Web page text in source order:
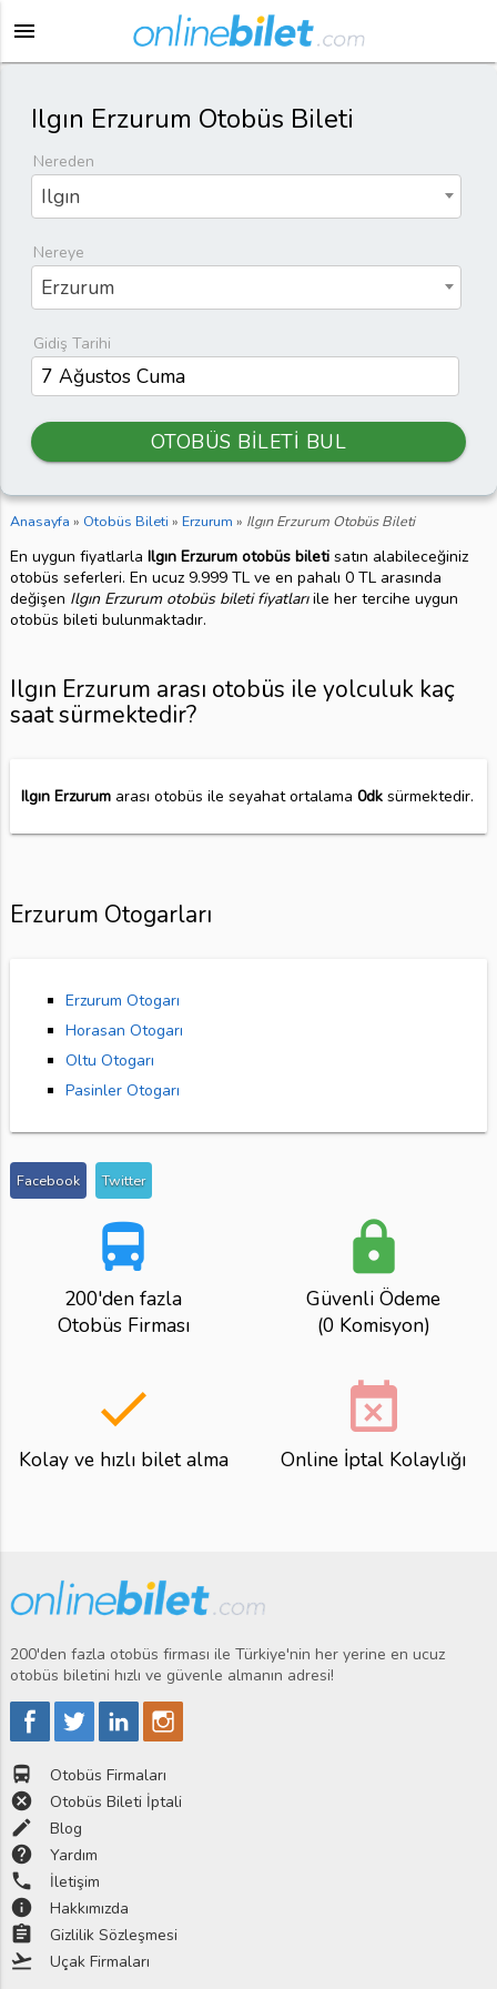
menu
Ilgın Erzurum Otobüs Bileti
Nereden
Ilgın
Nereye
Erzurum
Gidiş Tarihi
OTOBÜS BİLETİ BUL
Anasayfa » Otobüs Bileti » Erzurum » Ilgın Erzurum Otobüs Bileti
En uygun fiyatlarla Ilgın Erzurum otobüs biletisatın alabileceğiniz
otobüs seferleri. En ucuz 9.999 TL ve en pahalı 0 TL arasında
değişen Ilgın Erzurum otobüs bileti fiyatlarıile her tercihe uygun
otobüs bileti bulunmaktadır.
Ilgın Erzurum arası otobüs ile yolculuk kaç
saat sürmektedir?
Ilgın Erzurumarası otobüs ile seyahat ortalama 0dksürmektedir.
Erzurum Otogarları
Erzurum Otogarı
Horasan Otogarı
Oltu Otogarı
Pasinler Otogarı
Facebook Twitter
directions_bus
200'den fazla
Otobüs Firması
lock
Güvenli Ödeme
(0 Komisyon)
done
Kolay ve hızlı bilet alma
event_busy
Online İptal Kolaylığı
200'den fazla otobüs firması ile Türkiye'nin her yerine en ucuz
otobüs biletini hızlı ve güvenle almanın adresi!
directions_bus Otobüs Firmaları
cancel Otobüs Bileti İptali
edit Blog
help Yardım
phone İletişim
info Hakkımızda
assignment Gizlilik Sözleşmesi
flight_takeoff Uçak Firmaları